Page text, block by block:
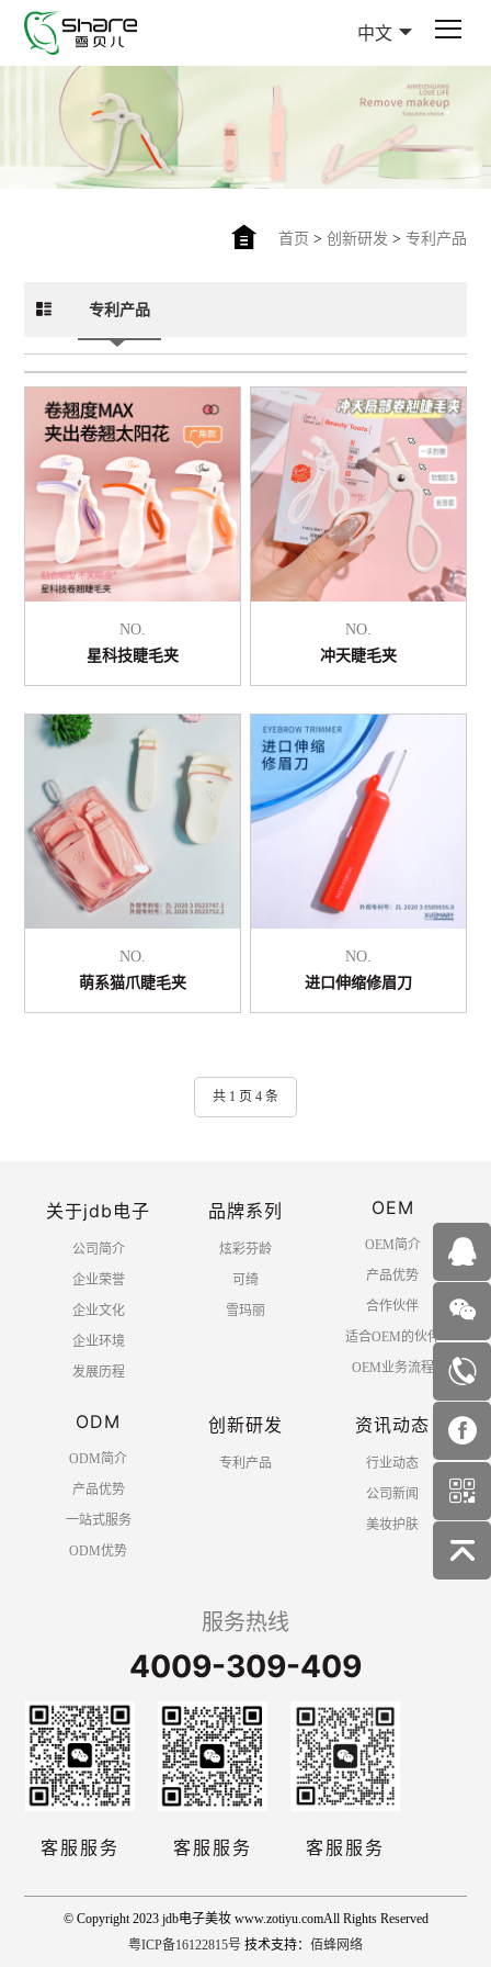
中文
首页 > 创新研发 > 专利产品
专利产品
NO.
星科技睫毛夹
NO.
冲天睫毛夹
NO.
萌系猫爪睫毛夹
NO.
进口伸缩修眉刀
共 1 页 4 条
关于jdb电子
公司简介
企业荣誉
企业文化
企业环境
发展历程
品牌系列
炫彩芬龄
可绮
雪玛丽
OEM
OEM简介
产品优势
合作伙伴
适合OEM的伙伴
OEM业务流程
ODM
ODM简介
产品优势
一站式服务
ODM优势
创新研发
专利产品
资讯动态
行业动态
公司新闻
美妆护肤
服务热线
4009-309-409
客服服务 客服服务 客服服务
© Copyright 2023 jdb电子美妆 www.zotiyu.comAll Rights Reserved
粤ICP备16122815号 技术支持： 佰蜂网络